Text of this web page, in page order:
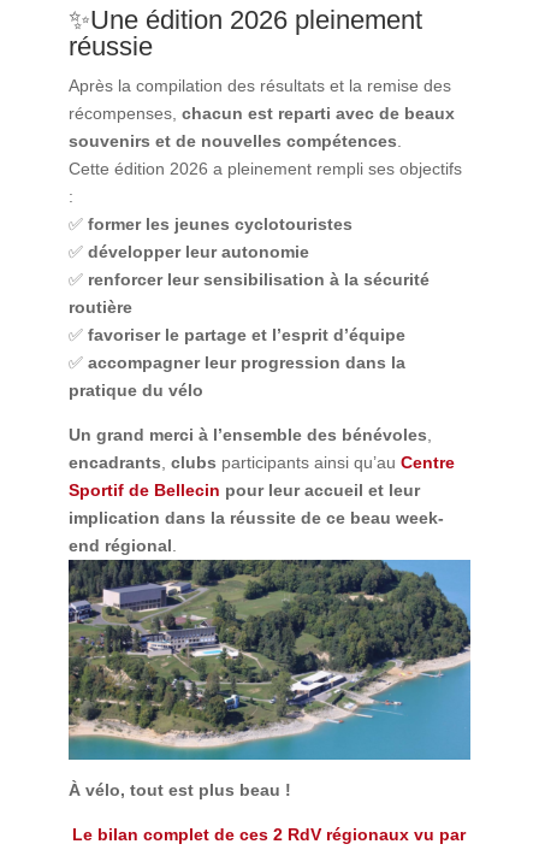
✨Une édition 2026 pleinement
réussie
Après la compilation des résultats et la remise des
récompenses, chacun est reparti avec de beaux
souvenirs et de nouvelles compétences
Cette édition 2026 a pleinement rempli ses objectifs
:
✅ former les jeunes cyclotouristes
✅ développer leur autonomie
️✅ renforcer leur sensibilisation à la sécurité
routière
✅ favoriser le partage et l’esprit d’équipe
✅ accompagner leur progression dans la
pratique du vélo
Un grand merci à l’ensemble des bénévoles
encadrants clubs participants ainsi qu’au Centre
Sportif de Bellecin pour leur accueil et leur
implication dans la réussite de ce beau week-
end régional
À vélo, tout est plus beau !
Le bilan complet de ces 2 RdV régionaux vu par